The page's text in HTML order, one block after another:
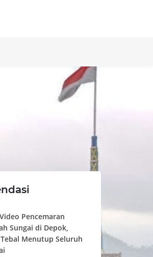
Pencemaran
Sungai di Depok,
Menutup Seluruh